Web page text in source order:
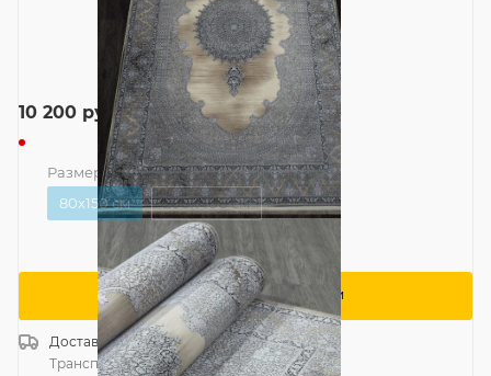
10 200 руб.
Размер — 80x150 см
80x150 см
200x400 см
Сообщить о поступлении
ДоставкаРоссия
Транспортной компанией—бесплатно